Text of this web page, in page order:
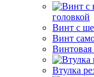
головкой
Винт с
Винт
Винтовая
Втулка